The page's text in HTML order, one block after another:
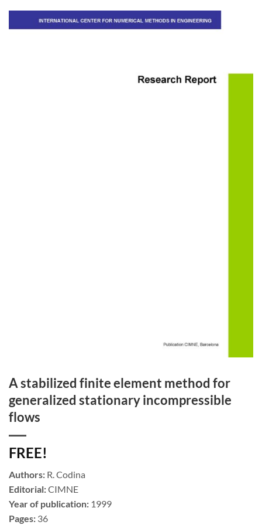
A stabilized finite element method for
generalized stationary incompressible
flows
FREE!
Authors: R. Codina
Editorial:CIMNE
Year of publication: 1999
Pages: 36